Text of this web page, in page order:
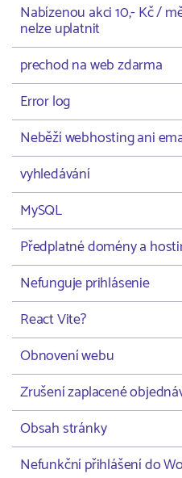
Nabízenou akci 10,- Kč /
nelze uplatnit
prechod na web zdarma
Error log
Neběží webhosting ani
vyhledávání
MySQL
Předplatné domény a
Nefunguje prihlásenie
React Vite?
Obnovení webu
Zrušení zaplacené
Obsah stránky
Nefunkční přihlášení do